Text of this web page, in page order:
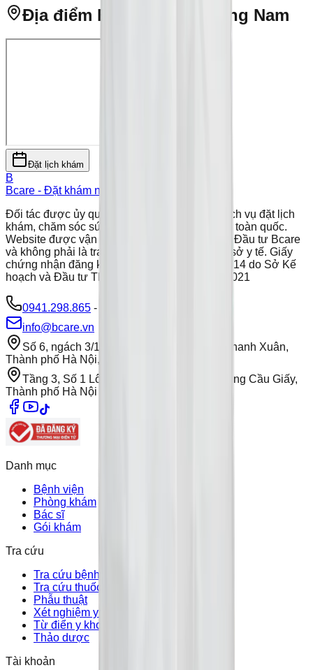
Địa điểm Bệnh viện Phương Nam
Đặt lịch khám
B
Bcare - Đặt khám nhanh
Đối tác được ủy quyền phân phối và hỗ trợ dịch vụ đặt lịch
khám, chăm sóc sức khỏe cho người dân trên toàn quốc.
Website được vận hành bởi Công ty Cổ phần Đầu tư Bcare
và không phải là trang chính thức của các cơ sở y tế. Giấy
chứng nhận đăng ký kinh doanh số 0109564614 do Sở Kế
hoạch và Đầu tư TP Hà Nội cấp ngày 23/03/2021
0941.298.865 -
info@bcare.vn
Số 6, ngách 3/149 phố Cự Lộc, Phường Thanh Xuân,
Thành phố Hà Nội, Việt Nam
Tầng 3, Số 1 Lô 4E, Trung Yên 10B, Phường Cầu Giấy,
Thành phố Hà Nội
Danh mục
Bệnh viện
Phòng khám
Bác sĩ
Gói khám
Tra cứu
Tra cứu bệnh
Tra cứu thuốc
Phẫu thuật
Xét nghiệm y khoa
Từ điển y khoa
Thảo dược
Tài khoản